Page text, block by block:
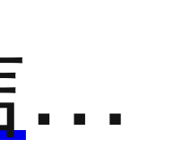
和信下一代云桌面系统（VENGD）